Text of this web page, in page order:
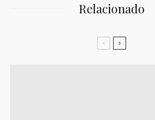
Relacionado